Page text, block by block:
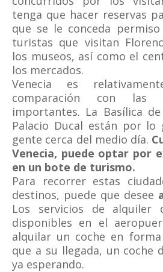
tenga que hacer reservas
que se le conceda
turistas que visitan
los museos, así como el
los mercados.
Venecia es
comparación con las
importantes. La Basílica
Palacio Ducal están por lo
gente cerca del medio día.
Venecia, puede optar por
en un bote de turismo.
Para recorrer estas
destinos, puede que desee
Los servicios de alquiler
disponibles en el
alquilar un coche en
que a su llegada, un coche
ya esperando.